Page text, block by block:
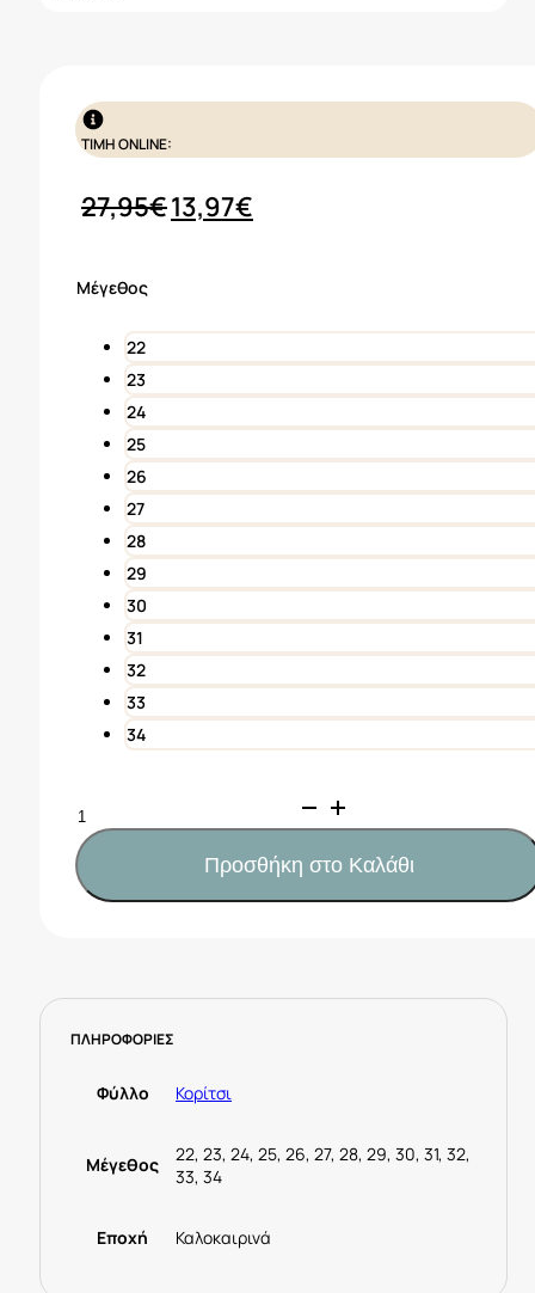
ΤΙΜΗ ONLINE:
27,95€Original
13,97€
Μέγεθος
22
23
24
25
26
27
28
29
30
31
32
33
34
IGOR
Πέδιλα
Maui
Nude
S10313-
Προσθήκη στο Καλάθι
ΠΛΗΡΟΦΟΡΙΕΣ
Φύλλο Κορίτσι
Μέγεθος
22, 23, 24, 25, 26, 27, 28, 29, 30, 31, 32,
33, 34
Εποχή Καλοκαιρινά